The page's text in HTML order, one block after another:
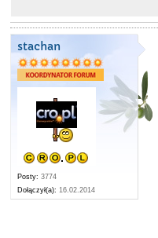
stachan
Posty: 3774
Dołączył(a): 16.02.2014